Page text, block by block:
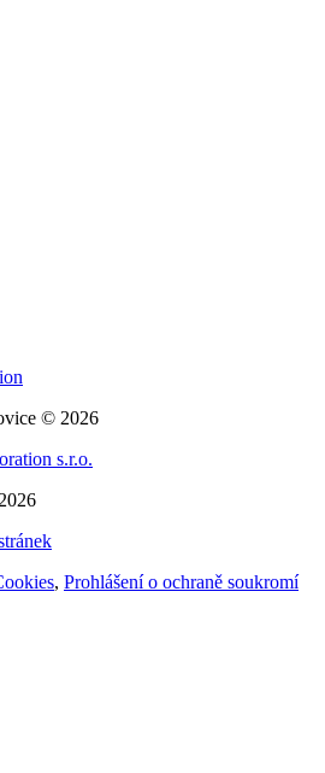
© 2026
s.r.o.
, Prohlášení o ochraně soukromí